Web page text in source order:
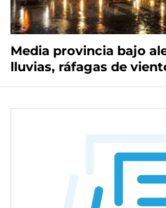
Media provincia bajo
lluvias, ráfagas de